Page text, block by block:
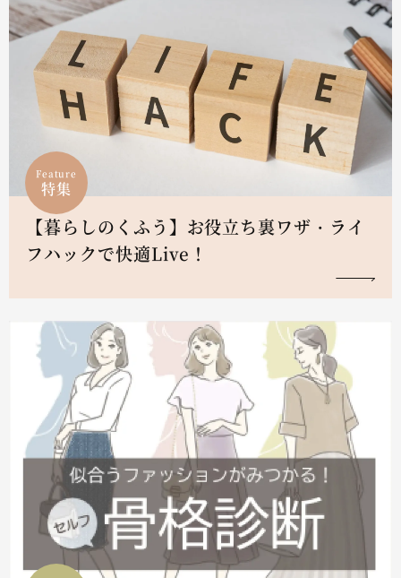
Feature
特集
【暮らしのくふう】お役立ち裏ワザ・ライ
フハックで快適Live！